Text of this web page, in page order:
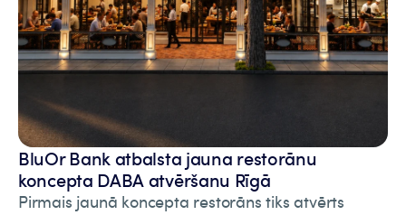
BluOr Bank atbalsta jauna restorānu
koncepta DABA atvēršanu Rīgā
Pirmais jaunā koncepta restorāns tiks atvērts